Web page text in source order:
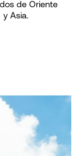
de Oriente
Asia.